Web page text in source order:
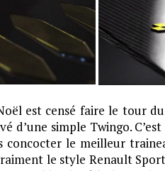
est censé faire le tour
d’une simple Twingo.
concocter le meilleur
le style Renault